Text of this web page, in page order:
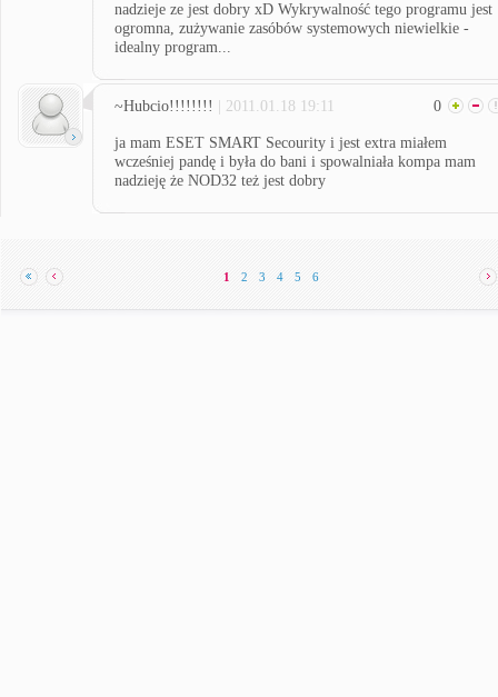
nadzieje ze jest dobry xD Wykrywalność tego programu jest
ogromna, zużywanie zasóbów systemowych niewielkie -
idealny program...
~Hubcio!!!!!!!! | 2011.01.18 19:11 0
ja mam ESET SMART Secourity i jest extra miałem
wcześniej pandę i była do bani i spowalniała kompa mam
nadzieję że NOD32 też jest dobry
1 2 3 4 5 6